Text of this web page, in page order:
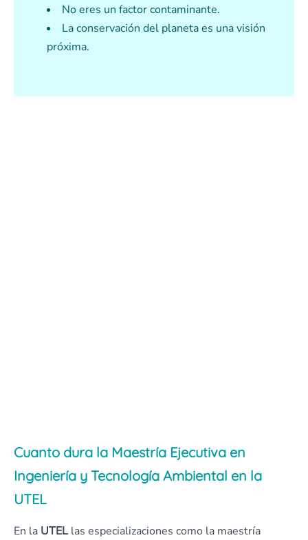
No eres un factor contaminante.
La conservación del planeta es una visión
próxima.
Cuanto dura la Maestría Ejecutiva en
Ingeniería y Tecnología Ambiental en la
UTEL
En la UTEL las especializaciones como la maestría